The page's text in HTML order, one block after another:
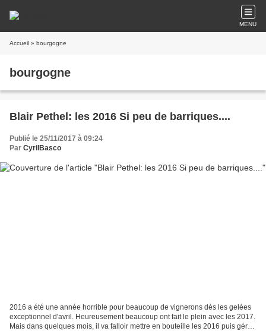
MENU
Accueil » bourgogne
bourgogne
Blair Pethel: les 2016 Si peu de barriques....
Publié le 25/11/2017 à 09:24
Par CyrilBasco
2016 a été une année horrible pour beaucoup de vignerons dès les gelées
exceptionnel d'avril. Heureusement beaucoup ont fait le plein avec les 2017.
Mais dans quelques mois, il va falloir mettre en bouteille les 2016 puis gérer